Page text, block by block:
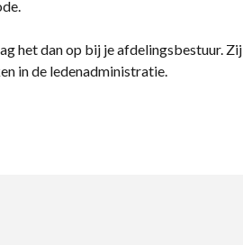
het dan op bij je afdelingsbestuur. Zij
in de ledenadministratie.